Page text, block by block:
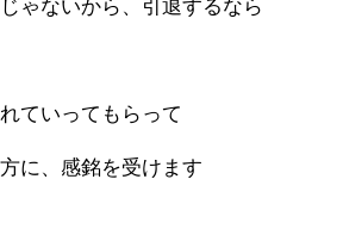
ゃないから、引退するなら
ていってもらって
に、感銘を受けます